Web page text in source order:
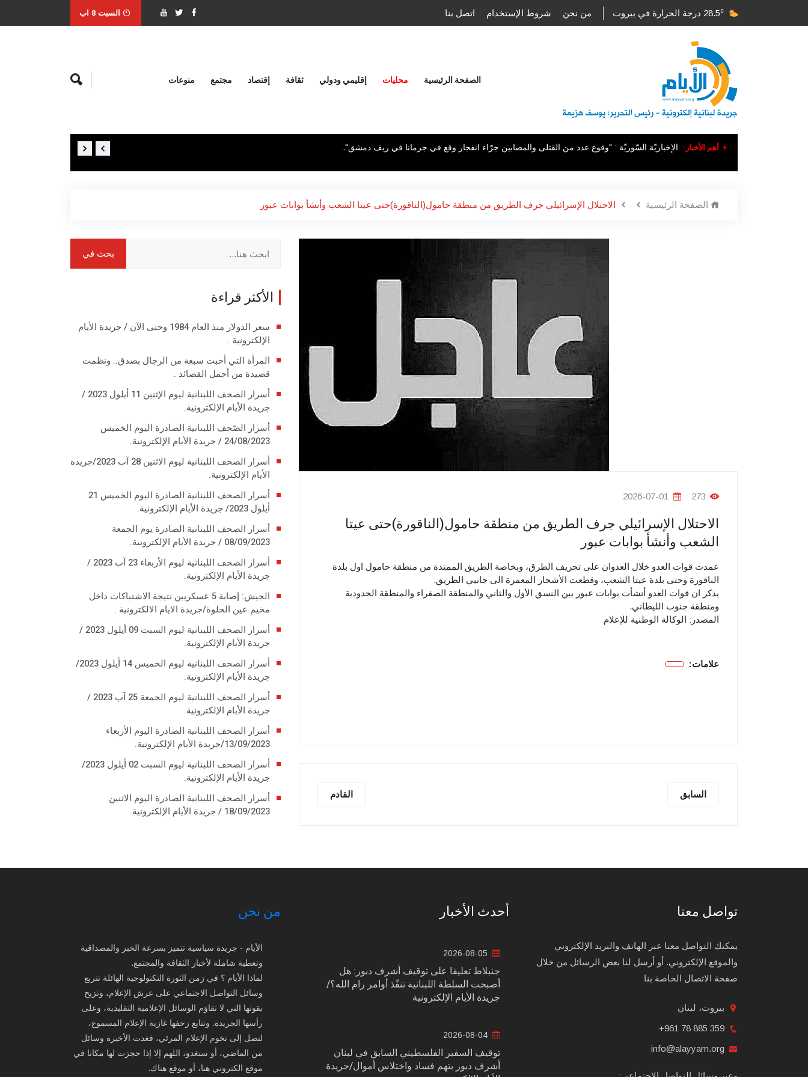
28.5c درجة الحرارة في بيروت من نحن شروط الإستخدام اتصل بنا السبت 8 اب
الصفحة الرئيسية محليات إقليمي ودولي ثقافة إقتصاد مجتمع منوعات
أهم الأخبار: الإخباريّة السّوريّة : "وقوع عدد من القتلى والمصابين جرّاء انفجار وقع في ​جرمانا​ في ريف دمشق". وقوع إصابات جراء انفجار حافلة ركاب في
الصفحة الرئيسية الاحتلال الإسرائيلي جرف الطريق من منطقة حامول(الناقورة)حتى عيتا الشعب وأنشأ بوابات عبور
الاحتلال الإسرائيلي جرف الطريق من منطقة حامول(الناقورة)حتى عيتا
الشعب وأنشأ بوابات عبور
عمدت قوات العدو خلال العدوان على تجريف الطرق، وبخاصة الطريق الممتدة من منطقة حامول اول بلدة
الناقورة وحتى بلدة عيتا الشعب، وقطعت الأشجار المعمرة الى جانبي الطريق.
يذكر ان قوات العدو أنشأت بوابات عبور بين النسق الأول والثاني والمنطقة الصفراء والمنطقة الحدودية
ومنطقة جنوب الليطاني.
المصدر: الوكالة الوطنية للإعلام
علامات:
القادم السابق
الأكثر قراءة
سعر الدولار منذ العام 1984 وحتى الآن / جريدة الأيام
الإلكترونية .
المرأة التي أحبت سبعة من الرجال بصدق.. ونظمت
قصيدة من أجمل القصائد .
أسرار الصحف اللبنانية ليوم الإثنين 11 أيلول 2023 /
جريدة الأيام الإلكترونية.
أسرار الصّحف اللبنانية الصادرة اليوم الخميس
24/08/2023 / جريدة الأيام الإلكترونية.
أسرار الصحف اللبنانية ليوم الاثنين 28 آب 2023/جريدة
الأيام الإلكترونية.
أسرار الصحف اللبنانية الصادرة اليوم الخميس 21
أيلول 2023/ جريدة الأيام الإلكترونية.
أسرار الصحف اللبنانية الصادرة يوم الجمعة
08/09/2023 / جريدة الأيام الإلكترونية.
أسرار الصحف اللبنانية ليوم الأربعاء 23 آب 2023 /
جريدة الأيام الإلكترونية.
الجيش: إصابة 5 عسكريين نتيجة الاشتباكات داخل
مخيم عين الحلوة/جريدة الايام الالكترونية .
أسرار الصحف اللبنانية ليوم السبت 09 أيلول 2023 /
جريدة الأيام الإلكترونية.
أسرار الصحف اللبنانية ليوم الخميس 14 أيلول 2023/
جريدة الأيام الإلكترونية.
أسرار الصحف اللبنانية ليوم الجمعة 25 آب 2023 /
جريدة الأيام الإلكترونية.
أسرار الصحف اللبنانية الصادرة اليوم الأربعاء
13/09/2023/جريدة الأيام الإلكترونية.
أسرار الصحف اللبنانية ليوم السبت 02 أيلول 2023/
جريدة الأيام الإلكترونية.
أسرار الصحف اللبنانية الصادرة اليوم الاثنين
18/09/2023 / جريدة الأيام الإلكترونية.
تواصل معنا
يمكنك التواصل معنا عبر الهاتف والبريد الإلكتروني
والموقع الإلكتروني. أو أرسل لنا بعض الرسائل من خلال
صفحة الاتصال الخاصة بنا
بيروت، لبنان
+961 78 885 359
info@alayyam.org
أحدث الأخبار
جنبلاط تعليقا على توقيف أشرف دبور: هل
أصبحت السلطة اللبنانية تنفّذ أوامر رام الله؟/
جريدة الأيام الإلكترونية
توقيف السفير الفلسطيني السابق في لبنان
أشرف دبور بتهم فساد واختلاس أموال/جريدة
من نحن
الأيام - جريدة سياسية تتميز بسرعة الخبر والمصداقية
وتغطية شاملة لأخبار الثقافة والمجتمع.
لماذا الأيام ؟ في زمن الثورة التكنولوجية الهائلة تتربع
وسائل التواصل الاجتماعي على عرش الإعلام، وتزيح
بقوتها التي لا تقاوَم الوسائل الإعلامية التقليدية، وعلى
رأسها الجريدة. وتتابع زحفها غازية الإعلام المسموع،
لتصل إلى تخوم الإعلام المرئي، فغدت الأخيرة وسائل
من الماضي، أو ستغدو، اللهم إلا إذا حجزت لها مكانا في
موقع الكتروني هنا، أو موقع هناك.